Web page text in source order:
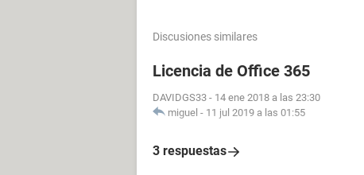
Discusiones similares
Licencia de Office 365
DAVIDGS33 - 14 ene 2018 a las 23:30
miguel - 11 jul 2019 a las 01:55
3 respuestas